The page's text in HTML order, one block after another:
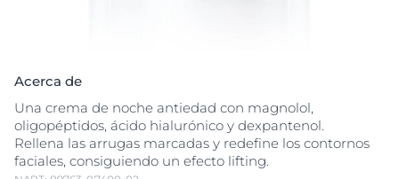
Acerca de
Una crema de noche antiedad con magnolol,
oligopéptidos, ácido hialurónico y dexpantenol.
Rellena las arrugas marcadas y redefine los contornos
faciales, consiguiendo un efecto lifting.